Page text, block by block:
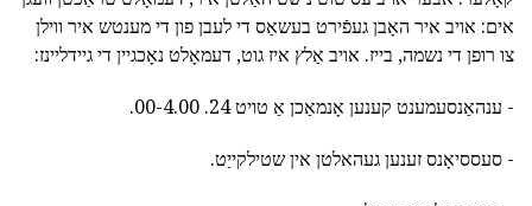
אים: אויב איר האָבן געפֿירט בעשאַס די לעבן פון די מענטש איר ווילן
צו רופן די נשמה, בייז. אויב אַלץ איז גוט, דעמאָלט נאָכגיין די גיידליינז:
- ענהאַנסעמענט קענען אָנמאַכן אַ טויט 24. 00-4.00.
- סעססיאָנס זענען געהאלטן אין שטילקייַט.